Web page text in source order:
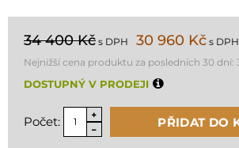
34 400 Kč s DPH 30 960 Kč s DPH
Nejnižší cena produktu za posledních 30 dní:
DOSTUPNÝ V PRODEJI
Počet: PŘIDAT DO